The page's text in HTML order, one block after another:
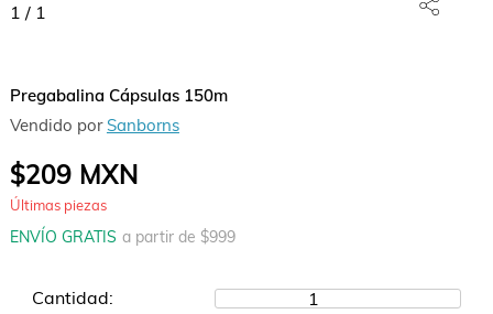
1 / 1
Pregabalina Cápsulas 150m
Vendido por Sanborns
$209MXN
Últimas piezas
ENVÍO GRATIS a partir de $999
Cantidad: 1